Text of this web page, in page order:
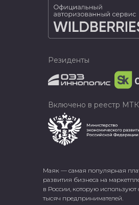
Маяк — самая популярная
развития бизнеса на
в России, которую используют
тысяч предпринимателей.
Резиденты
Включено в реестр МТК